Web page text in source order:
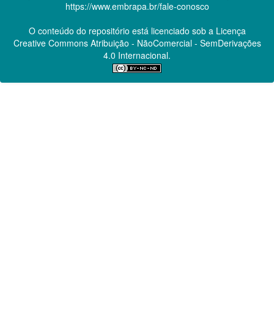
https://www.embrapa.br/fale-conosco
O conteúdo do repositório está licenciado sob a Licença
Creative CommonsAtribuição - NãoComercial - SemDerivações
4.0 Internacional.